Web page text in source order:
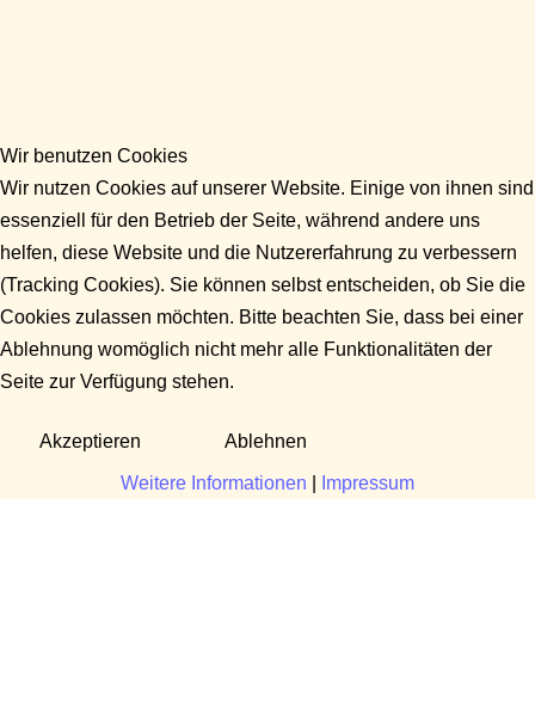
Wir benutzen Cookies
Wir nutzen Cookies auf unserer Website. Einige von ihnen sind
essenziell für den Betrieb der Seite, während andere uns
helfen, diese Website und die Nutzererfahrung zu verbessern
(Tracking Cookies). Sie können selbst entscheiden, ob Sie die
Cookies zulassen möchten. Bitte beachten Sie, dass bei einer
Ablehnung womöglich nicht mehr alle Funktionalitäten der
Seite zur Verfügung stehen.
Akzeptieren Ablehnen
Weitere Informationen Impressum